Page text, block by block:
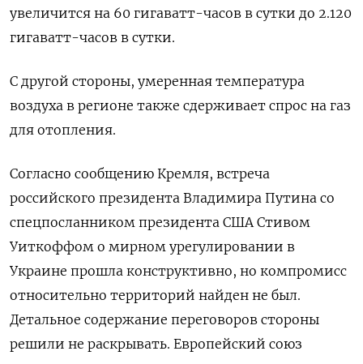
увеличится на 60 гигаватт-часов в сутки до 2.120
гигаватт-часов в сутки.
С другой стороны, умеренная температура
воздуха в регионе также сдерживает спрос на газ
для отопления.
Согласно сообщению Кремля, встреча
российского президента Владимира Путина со
спецпосланником президента США Стивом
Уиткоффом о мирном урегулировании в
Украине прошла конструктивно, но компромисс
относительно территорий найден не был.
Детальное содержание переговоров стороны
решили не раскрывать. Европейский союз